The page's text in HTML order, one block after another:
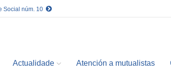
Social núm. 10
Actualidade Atención a mutualistas